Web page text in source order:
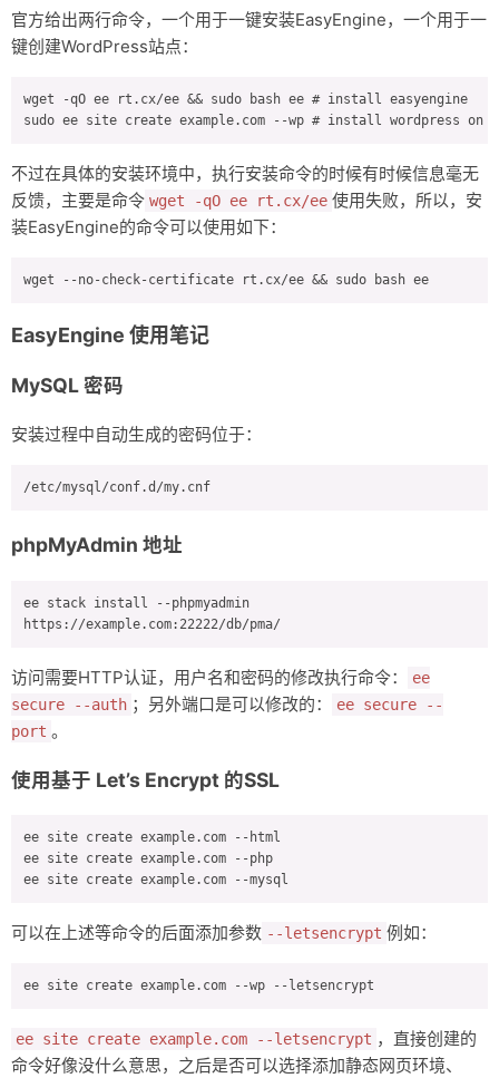
官方给出两行命令，一个用于一键安装EasyEngine，一个用于一
键创建WordPress站点：
wget -qO ee rt.cx/ee && sudo bash ee # install easyengine
不过在具体的安装环境中，执行安装命令的时候有时候信息毫无
反馈，主要是命令 wget -qO ee rt.cx/ee 使用失败，所以，安
装EasyEngine的命令可以使用如下：
EasyEngine 使用笔记
MySQL 密码
安装过程中自动生成的密码位于：
phpMyAdmin 地址
ee stack install --phpmyadmin
访问需要HTTP认证，用户名和密码的修改执行命令：
ee
secure --auth ；另外端口是可以修改的：
ee secure --
port 。
使用基于 Let’s Encrypt 的SSL
ee site create example.com --html
ee site create example.com --php
可以在上述等命令的后面添加参数 --letsencrypt 例如：
ee site create example.com --letsencrypt ，直接创建的
命令好像没什么意思，之后是否可以选择添加静态网页环境、